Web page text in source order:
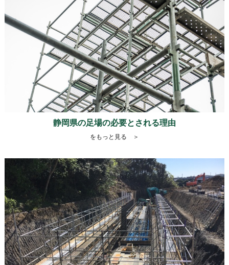
静岡県の足場の必要とされる理由
をもっと見る ＞